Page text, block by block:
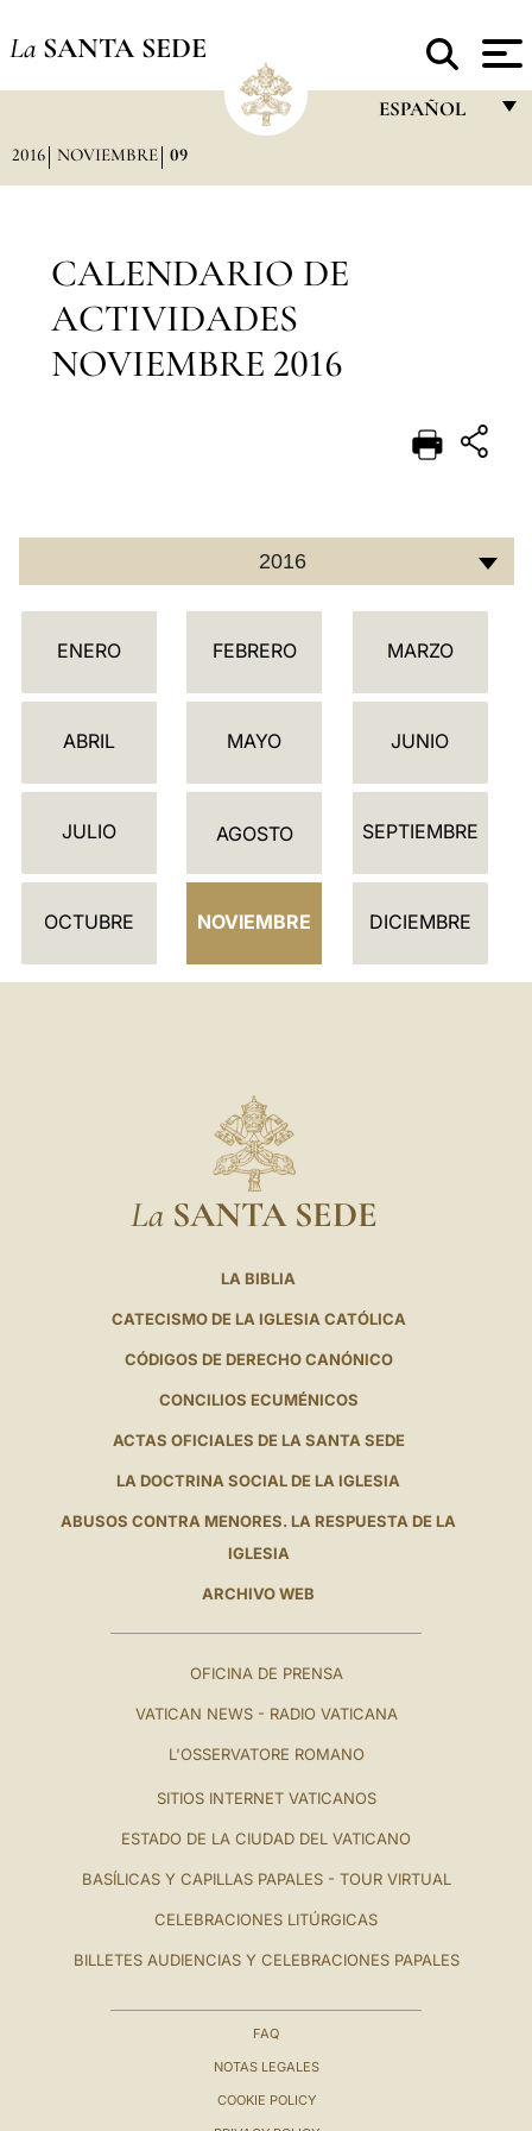
La SANTA SEDE
ESPAÑOL
POLSKI
2016 NOVIEMBRE 09
CALENDARIO DE
ACTIVIDADES
NOVIEMBRE 2016
2016
C
L
D
R
ENERO FEBRERO MARZO
ABRIL MAYO JUNIO
JULIO AGOSTO SEPTIEMBRE
OCTUBRE NOVIEMBRE DICIEMBRE
La SANTA SEDE
LA BIBLIA
CATECISMO DE LA IGLESIA CATÓLICA
CÓDIGOS DE DERECHO CANÓNICO
CONCILIOS ECUMÉNICOS
ACTAS OFICIALES DE LA SANTA SEDE
LA DOCTRINA SOCIAL DE LA IGLESIA
ABUSOS CONTRA MENORES. LA RESPUESTA DE LA
IGLESIA
ARCHIVO WEB
OFICINA DE PRENSA
VATICAN NEWS - RADIO VATICANA
L'OSSERVATORE ROMANO
SITIOS INTERNET VATICANOS
ESTADO DE LA CIUDAD DEL VATICANO
BASÍLICAS Y CAPILLAS PAPALES - TOUR VIRTUAL
CELEBRACIONES LITÚRGICAS
BILLETES AUDIENCIAS Y CELEBRACIONES PAPALES
FAQ
NOTAS LEGALES
COOKIE POLICY